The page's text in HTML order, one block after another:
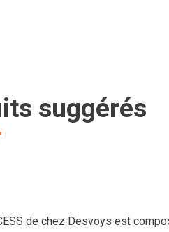
suggérés
de chez Desvoys est